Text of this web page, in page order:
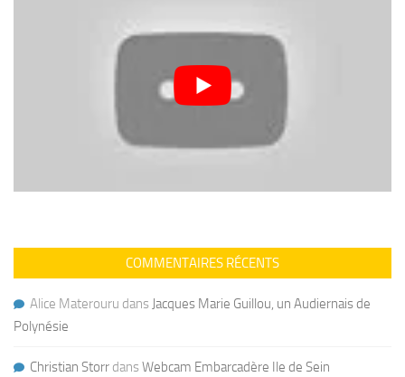
COMMENTAIRES RÉCENTS
Alice Materouru dans Jacques Marie Guillou, un Audiernais de
Polynésie
Christian Storr dans Webcam Embarcadère Ile de Sein